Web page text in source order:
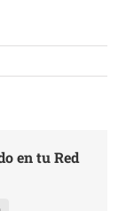
en tu Red